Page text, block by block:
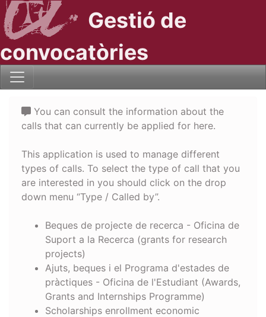
Gestió de
convocatòries
You can consult the information about the
calls that can currently be applied for here.
This application is used to manage different
types of calls. To select the type of call that you
are interested in you should click on the drop
down menu “Type / Called by”.
Beques de projecte de recerca - Oficina de
Suport a la Recerca (grants for research
projects)
Ajuts, beques i el Programa d'estades de
pràctiques - Oficina de l'Estudiant (Awards,
Grants and Internships Programme)
Scholarships enrollment economic